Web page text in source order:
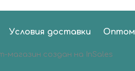
Условия доставки Оптом
магазин создан на InSales